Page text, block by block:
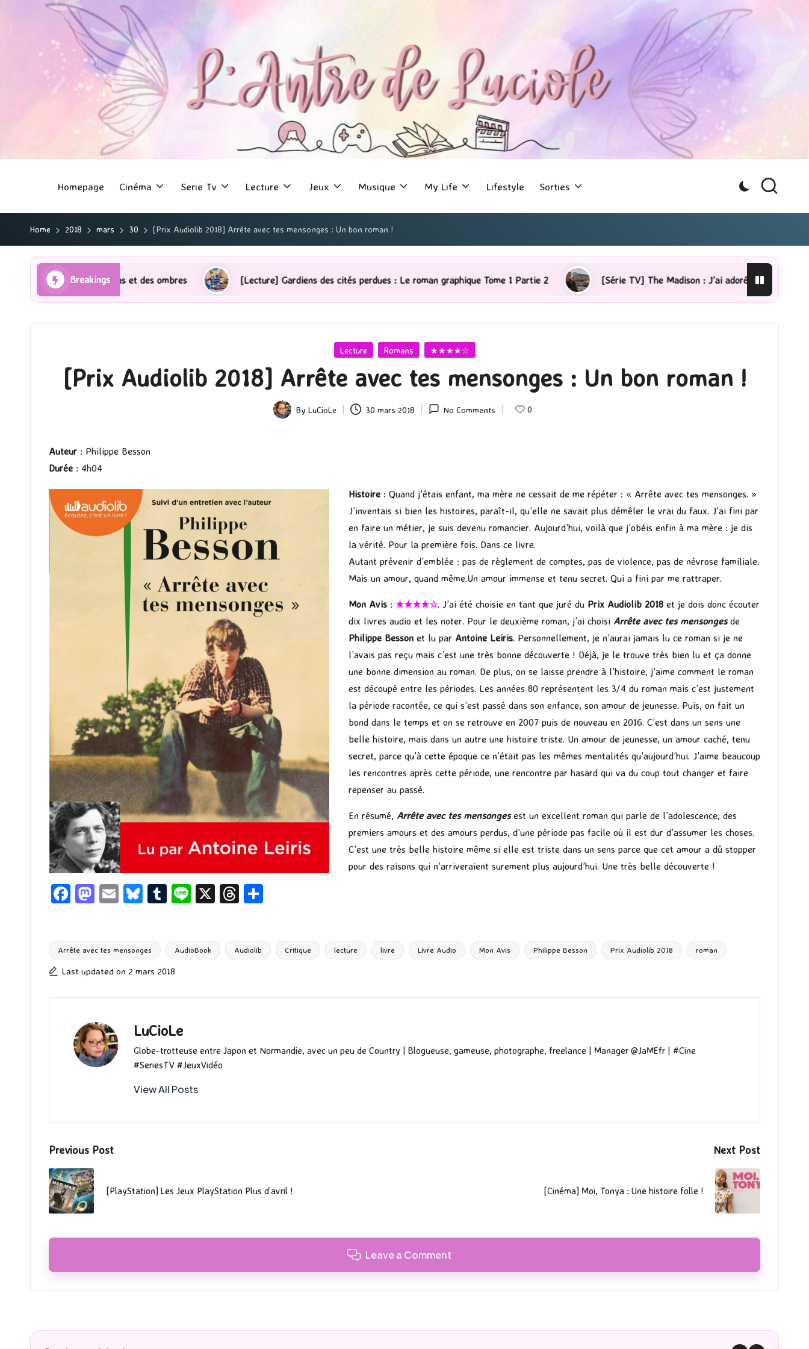
Homepage Cinéma Serie Tv Lecture Jeux Musique My Life Lifestyle Sorties
Home 2018 mars 30 [Prix Audiolib 2018] Arrête avec tes mensonges : Un bon roman !
Breakings
Rayons et des ombres [Lecture] Gardiens des cités perdues : Le roman graphique Tome 1 Partie 2 [Série TV] The Madison : J’ai adoré ! [Lecture] La femme
Posted
Lecture Romans ★★★★☆
[Prix Audiolib 2018] Arrête avec tes mensonges : Un bon roman !
Posted
By LuCioLe 30 mars 2018 No Comments 0
Auteur : Philippe Besson
Durée : 4h04
Histoire : Quand j’étais enfant, ma mère ne cessait de me répéter : « Arrête avec tes mensonges. »
J’inventais si bien les histoires, paraît-il, qu’elle ne savait plus démêler le vrai du faux. J’ai fini par
en faire un métier, je suis devenu romancier. Aujourd’hui, voilà que j’obéis enfin à ma mère : je dis
la vérité. Pour la première fois. Dans ce livre.
Autant prévenir d’emblée : pas de règlement de comptes, pas de violence, pas de névrose familiale.
Mais un amour, quand même.Un amour immense et tenu secret. Qui a fini par me rattraper.
Mon Avis : ★★★★☆. J’ai été choisie en tant que juré du Prix Audiolib 2018 et je dois donc écouter
dix livres audio et les noter. Pour le deuxième roman, j’ai choisi Arrête avec tes mensongesde
Philippe Besson et lu par Antoine Leiris. Personnellement, je n’aurai jamais lu ce roman si je ne
l’avais pas reçu mais c’est une très bonne découverte ! Déjà, je le trouve très bien lu et ça donne
une bonne dimension au roman. De plus, on se laisse prendre à l’histoire, j’aime comment le roman
est découpé entre les périodes. Les années 80 représentent les 3/4 du roman mais c’est justement
la période racontée, ce qui s’est passé dans son enfance, son amour de jeunesse. Puis, on fait un
bond dans le temps et on se retrouve en 2007 puis de nouveau en 2016. C’est dans un sens une
belle histoire, mais dans un autre une histoire triste. Un amour de jeunesse, un amour caché, tenu
secret, parce qu’à cette époque ce n’était pas les mêmes mentalités qu’aujourd’hui. J’aime beaucoup
les rencontres après cette période, une rencontre par hasard qui va du coup tout changer et faire
repenser au passé.
En résumé, Arrête avec tes mensongesest un excellent roman qui parle de l’adolescence, des
premiers amours et des amours perdus, d’une période pas facile où il est dur d’assumer les choses.
C’est une très belle histoire même si elle est triste dans un sens parce que cet amour a dû stopper
pour des raisons qui n’arriveraient surement plus aujourd’hui. Une très belle découverte !
Fa
o
o
M
d
o
E
l
Bl
ky
T
bl
r
Li X
T
ds g
Tags:
Arrête avec tes mensonges AudioBook Audiolib Critique lecture livre Livre Audio Mon Avis Philippe Besson Prix Audiolib 2018 roman
Last updated on 2 mars 2018
LuCioLe
Globe-trotteuse entre Japon et Normandie, avec un peu de Country | Blogueuse, gameuse, photographe, freelance | Manager @JaMEfr | #Cine
#SeriesTV #JeuxVidéo
View All Posts
Post
navigation
Previous Post
[PlayStation] Les Jeux PlayStation Plus d’avril !
Next Post
[Cinéma] Moi, Tonya : Une histoire folle !
Leave a Comment